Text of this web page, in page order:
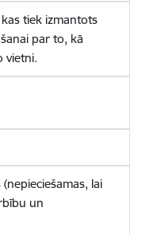
tiek izmantots
par to, kā
vietni.
lai
un